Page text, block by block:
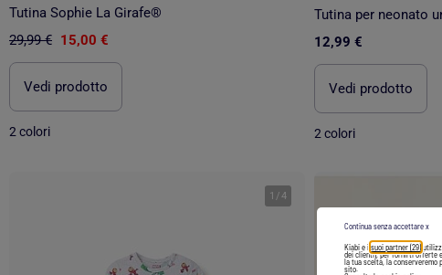
Kiabi e i suoi partner (29)
dei clienti), per fornirti offerte
la tua scelta, la conserveremo
sito.
Continua senza accettare x
Tutina Sophie La Girafe®
29,99 € 15,00 €
Vedi prodotto
2 colori
Tutina per neonato
12,99 €
Vedi prodotto
2 colori
1 /4